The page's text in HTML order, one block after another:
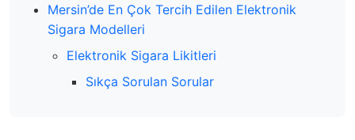
Mersin’de En Çok Tercih Edilen Elektronik
Sigara Modelleri
Elektronik Sigara Likitleri
Sıkça Sorulan Sorular